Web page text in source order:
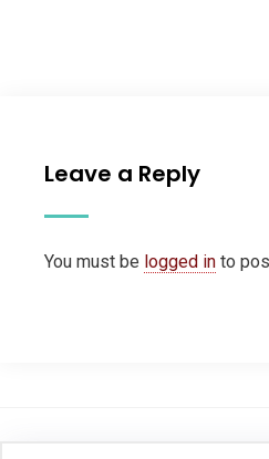
Leave a Reply
You must be logged in to